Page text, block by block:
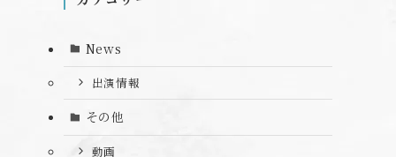
News
出演情報
その他
動画